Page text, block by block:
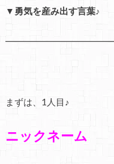
▼勇気を産み出す言葉♪
まずは、1人目♪
ニックネーム